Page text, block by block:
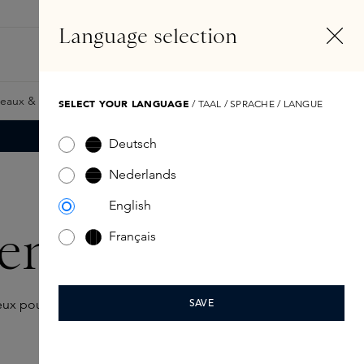
& Giftcards Samples Skins Exclusives Skins
pour donner à votre intérieur une ambiance agréable.
Language selection
SELECT YOUR LANGUAGE / TAAL / SPRACHE / LANGUE
Deutsch
Nederlands
English
Français
SAVE